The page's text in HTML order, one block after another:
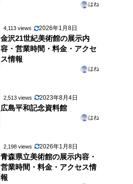
はね
4,113 views 2026年1月8日
金沢21世紀美術館の展示内
容・営業時間・料金・アクセ
ス情報
はね
2,513 views 2023年8月4日
広島平和記念資料館
はね
2,198 views 2026年1月8日
青森県立美術館の展示内容・
営業時間・料金・アクセス情
報